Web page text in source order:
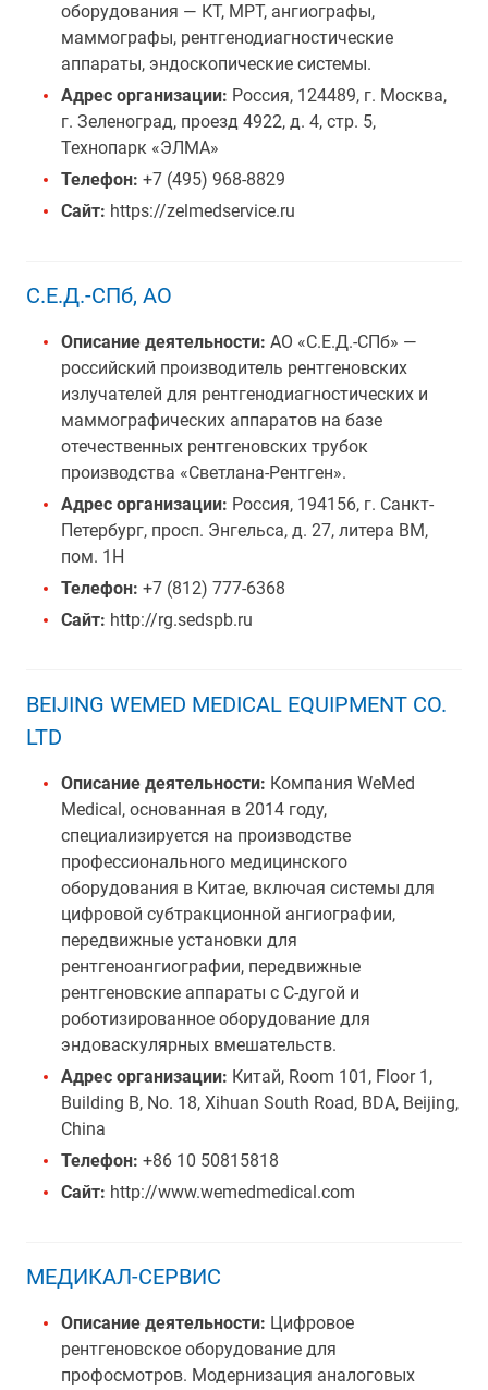
оборудования — КТ, МРТ, ангиографы,
маммографы, рентгенодиагностические
аппараты, эндоскопические системы.
Адрес организации: Россия, 124489, г. Москва,
г. Зеленоград, проезд 4922, д. 4, стр. 5,
Технопарк «ЭЛМА»
Телефон: +7 (495) 968-8829
Сайт: https://zelmedservice.ru
С.Е.Д.-СПб, АО
Описание деятельности: АО «С.Е.Д.-СПб» —
российский производитель рентгеновских
излучателей для рентгенодиагностических и
маммографических аппаратов на базе
отечественных рентгеновских трубок
производства «Светлана-Рентген».
Адрес организации: Россия, 194156, г. Санкт-
Петербург, просп. Энгельса, д. 27, литера ВМ,
пом. 1Н
Телефон: +7 (812) 777-6368
Сайт: http://rg.sedspb.ru
BEIJING WEMED MEDICAL EQUIPMENT CO.
LTD
Описание деятельности: Компания WeMed
Medical, основанная в 2014 году,
специализируется на производстве
профессионального медицинского
оборудования в Китае, включая системы для
цифровой субтракционной ангиографии,
передвижные установки для
рентгеноангиографии, передвижные
рентгеновские аппараты с C-дугой и
роботизированное оборудование для
эндоваскулярных вмешательств.
Адрес организации: Китай, Room 101, Floor 1,
Building B, No. 18, Xihuan South Road, BDA, Beijing,
China
Телефон: +86 10 50815818
Сайт: http://www.wemedmedical.com
МЕДИКАЛ-СЕРВИС
Описание деятельности: Цифровое
рентгеновское оборудование для
профосмотров. Модернизация аналоговых